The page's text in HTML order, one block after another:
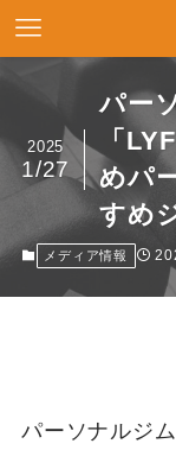
パー
「
めパ
すめ
2025
1/27
メディア情報
パーソナルジ